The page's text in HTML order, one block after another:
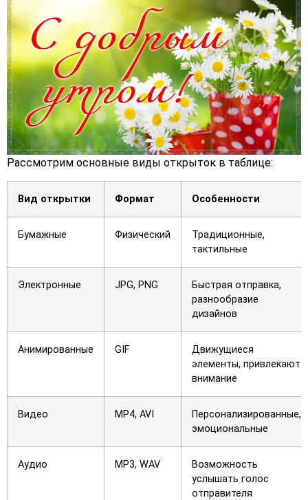
Рассмотрим основные виды открыток в таблице:
Вид открытки Формат Особенности
Бумажные Физический
Традиционные,
тактильные
Электронные JPG, PNG
Быстрая отправка,
разнообразие
дизайнов
Анимированные GIF
Движущиеся
элементы, привлекают
внимание
Видео MP4, AVI
Персонализированные,
эмоциональные
Аудио MP3, WAV
Возможность
услышать голос
отправителя